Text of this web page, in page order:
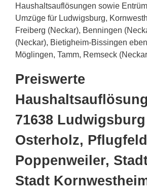
Haushaltsauflösungen sowie
Umzüge für Ludwigsburg,
Freiberg (Neckar), Benningen
(Neckar), Bietigheim-Bissingen
Möglingen, Tamm, Remseck
Preiswerte
71638
Osterholz,
Poppenweiler,
Stadt